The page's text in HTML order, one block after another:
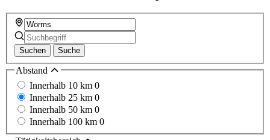
Suchen Suche
Abstand
Innerhalb 10 km 0
Innerhalb 25 km 0
Innerhalb 50 km 0
Innerhalb 100 km 0